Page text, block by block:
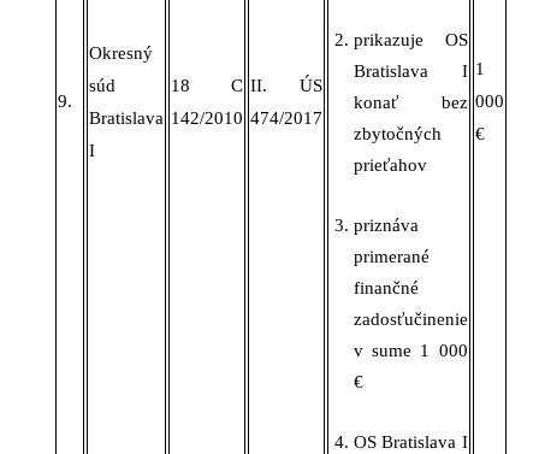
9.
Okresný
súd
Bratislava
I
18 C
142/2010
II. ÚS
474/2017
prikazuje OS
Bratislava I
konať bez
zbytočných
prieťahov
priznáva
primerané
finančné
zadosťučinenie
v sume 1 000
€
OS Bratislava I
1
000
€